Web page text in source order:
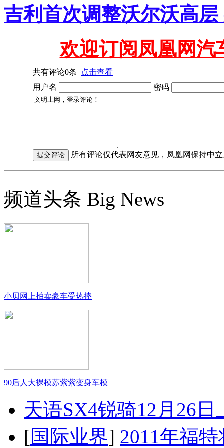
吉利首次调整沃尔沃高
欢迎订阅凤凰网汽
共有评论0条
点击查看
用户名
密码
所有评论仅代表网友意见，凤凰网保持中
频道头条 Big News
小贝网上拍卖豪车受热捧
90后人大裸模苏紫紫变身车模
天语SX4锐骑12月26
[国际业界] 2011年福